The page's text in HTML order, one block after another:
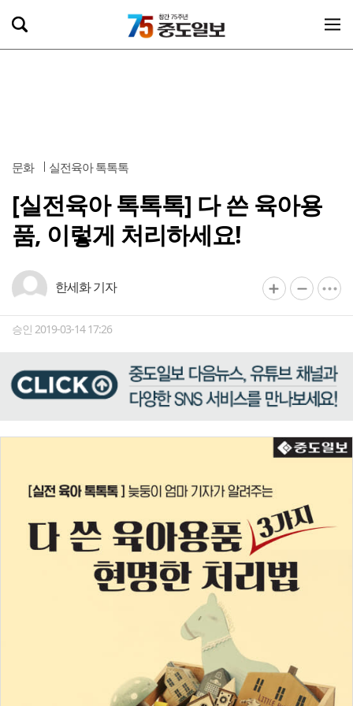
문화 실전육아 톡톡톡
[실전육아 톡톡톡] 다 쓴 육아용
품, 이렇게 처리하세요!
한세화 기자
승인 2019-03-14 17:26